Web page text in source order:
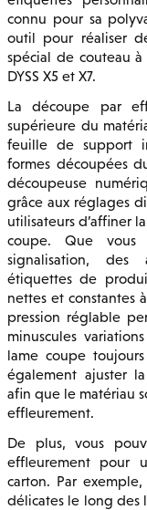
connu pour sa
outil pour réaliser
spécial de couteau
DYSS X5 et X7.
La découpe par
supérieure du
feuille de support
formes découpées
découpeuse
grâce aux réglages
utilisateurs d’affiner
coupe. Que
signalisation, des
étiquettes de
nettes et constantes
pression réglable
minuscules
lame coupe
également ajuster
afin que le matériau
effleurement.
De plus, vous
effleurement pour
carton. Par
délicates le long des